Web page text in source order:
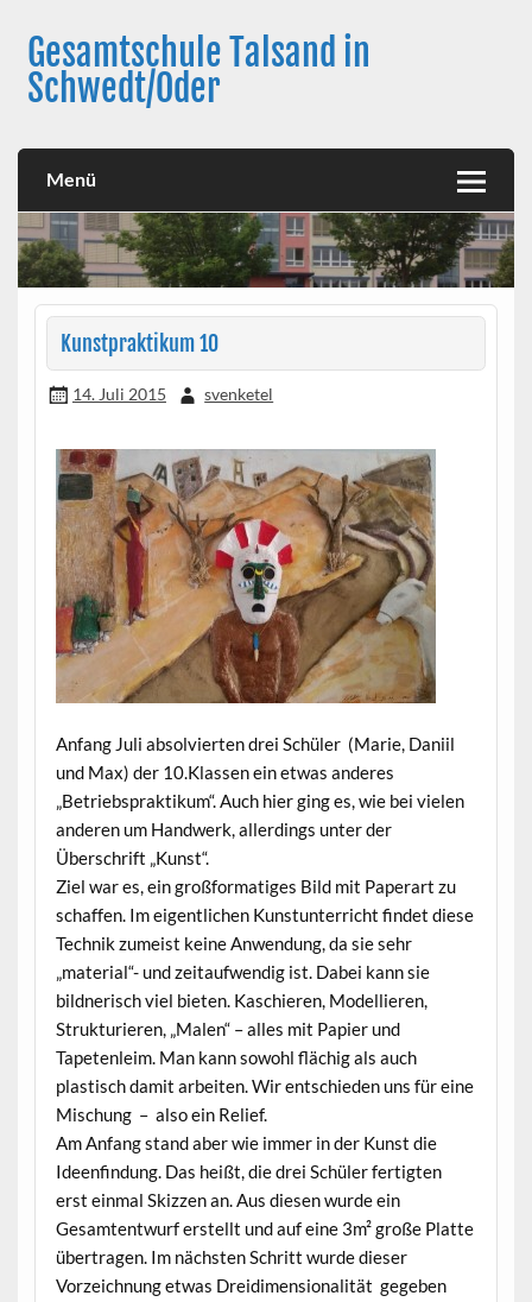
contentGesamtschule Talsand in
Schwedt/Oder
Menü
Kunstpraktikum 10
14. Juli 2015 svenketel
Anfang Juli absolvierten drei Schüler (Marie, Daniil
und Max) der 10.Klassen ein etwas anderes
„Betriebspraktikum“. Auch hier ging es, wie bei vielen
anderen um Handwerk, allerdings unter der
Überschrift „Kunst“.
Ziel war es, ein großformatiges Bild mit Paperart zu
schaffen. Im eigentlichen Kunstunterricht findet diese
Technik zumeist keine Anwendung, da sie sehr
„material“- und zeitaufwendig ist. Dabei kann sie
bildnerisch viel bieten. Kaschieren, Modellieren,
Strukturieren, „Malen“ – alles mit Papier und
Tapetenleim. Man kann sowohl flächig als auch
plastisch damit arbeiten. Wir entschieden uns für eine
Mischung – also ein Relief.
Am Anfang stand aber wie immer in der Kunst die
Ideenfindung. Das heißt, die drei Schüler fertigten
erst einmal Skizzen an. Aus diesen wurde ein
Gesamtentwurf erstellt und auf eine 3m² große Platte
übertragen. Im nächsten Schritt wurde dieser
Vorzeichnung etwas Dreidimensionalität gegeben